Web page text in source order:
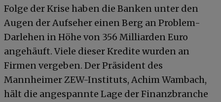
Folge der Krise haben die Banken unter den
Augen der Aufseher einen Berg an Problem-
Darlehen in Höhe von 356 Milliarden Euro
angehäuft. Viele dieser Kredite wurden an
Firmen vergeben. Der Präsident des
Mannheimer ZEW-Instituts, Achim Wambach,
hält die angespannte Lage der Finanzbranche